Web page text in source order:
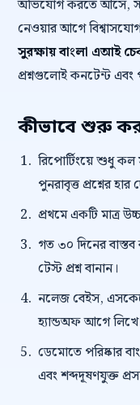
অভিযোগ করতে আসে,
নেওয়ার আগে
সুরক্ষায় বাংলা এআই
প্রশ্নগুলোই কনটেন্ট
কীভাবে শুরু
রিপোর্টিংয়ে শুধু
পুনরাবৃত্ত প্রশ্নের হার
প্রথমে একটি মাত্র
গত ৩০ দিনের
টেস্ট প্রশ্ন বানান।
নলেজ বেইস,
হ্যান্ডঅফ আগে
ডেমোতে পরিষ্কার
এবং শব্দদূষণযুক্ত